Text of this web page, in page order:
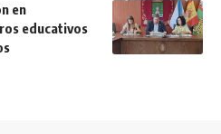
en
educativos